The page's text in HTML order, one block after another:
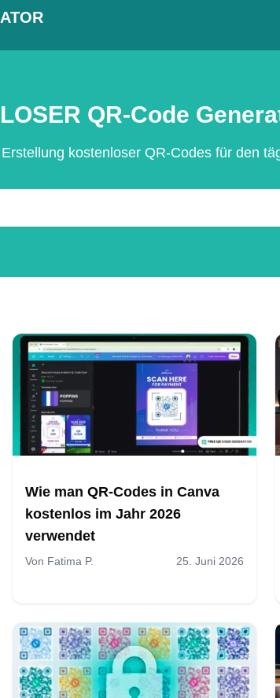
QR-Code
kostenloser QR-Codes für den
Wie man QR-Codes in Canva
kostenlos im Jahr 2026
verwendet
Von Fatima P. 25. Juni 2026